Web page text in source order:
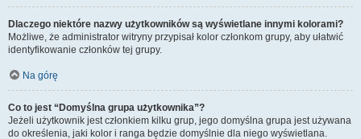
Dlaczego niektóre nazwy użytkowników są wyświetlane innymi kolorami?
Możliwe, że administrator witryny przypisał kolor członkom grupy, aby ułatwić
identyfikowanie członków tej grupy.
Na górę
Co to jest “Domyślna grupa użytkownika”?
Jeżeli użytkownik jest członkiem kilku grup, jego domyślna grupa jest używana
do określenia, jaki kolor i ranga będzie domyślnie dla niego wyświetlana.